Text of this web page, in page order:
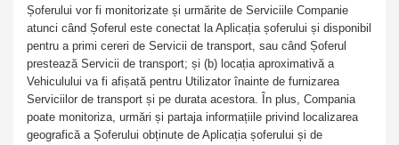
Șoferului vor fi monitorizate și urmărite de Serviciile Companie
atunci când Șoferul este conectat la Aplicația șoferului și disponibil
pentru a primi cereri de Servicii de transport, sau când Șoferul
prestează Servicii de transport; și (b) locația aproximativă a
Vehiculului va fi afișată pentru Utilizator înainte de furnizarea
Serviciilor de transport și pe durata acestora. În plus, Compania
poate monitoriza, urmări și partaja informațiile privind localizarea
geografică a Șoferului obținute de Aplicația șoferului și de